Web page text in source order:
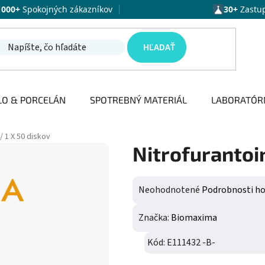
Spokojných zákazníkov 30+
HĽADAŤ
& PORCELÁN SPOTREBNÝ MATERIÁL
1 X 50 diskov
Priemerné hodnotenie
Neohodnotené Podrobnosti
Značka: Biomaxima
Kód: E111432 -B-